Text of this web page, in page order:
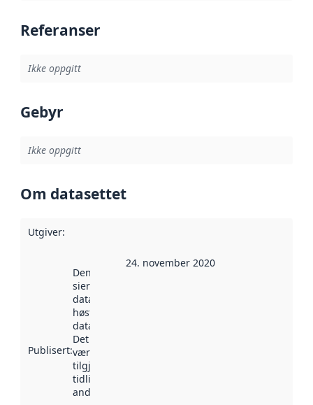
Referanser
Ikke oppgitt
Gebyr
Ikke oppgitt
Om datasettet
Utgiver:
Publisert:
Denne datoen
sier når
datasettet ble
høstet av
data.norge.no.
Det kan ha
vært
tilgjengelig
tidligere
andre steder.
24. november 2020